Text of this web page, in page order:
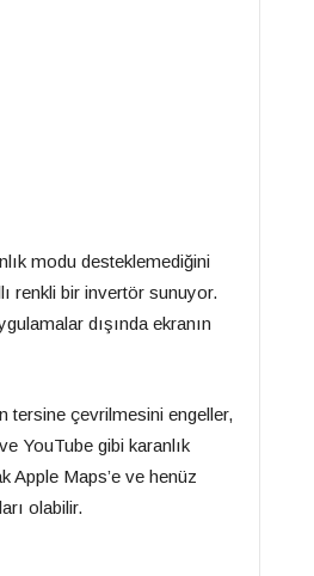
modu desteklemediğini
renkli bir invertör sunuyor.
dışında ekranın
tersine çevrilmesini engeller,
YouTube gibi karanlık
Apple Maps’e ve henüz
olabilir.